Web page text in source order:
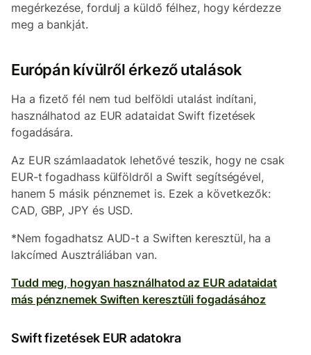
megérkezése, fordulj a küldő félhez, hogy kérdezze
meg a bankját.
Európán kívülről érkező utalások
Ha a fizető fél nem tud belföldi utalást indítani,
használhatod az EUR adataidat Swift fizetések
fogadására.
Az EUR számlaadatok lehetővé teszik, hogy ne csak
EUR-t fogadhass külföldről a Swift segítségével,
hanem 5 másik pénznemet is. Ezek a következők:
CAD, GBP, JPY és USD.
*Nem fogadhatsz AUD-t a Swiften keresztül, ha a
lakcímed Ausztráliában van.
Tudd meg, hogyan használhatod az EUR adataidat
más pénznemek Swiften keresztüli fogadásához
Swift fizetések EUR adatokra